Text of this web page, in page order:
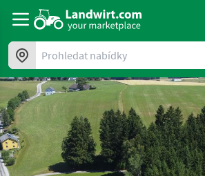
Prohledat nabídky